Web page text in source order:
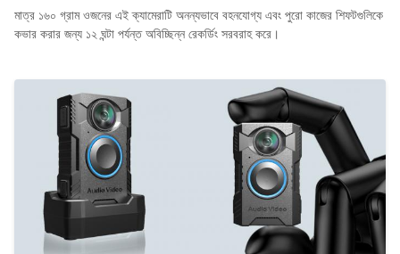
মাত্র ১৬০ গ্রাম ওজনের এই ক্যামেরাটি অনন্যভাবে বহনযোগ্য এবং পুরো কাজের শিফটগুলিকে
কভার করার জন্য ১২ ঘন্টা পর্যন্ত অবিচ্ছিন্ন রেকর্ডিং সরবরাহ করে।